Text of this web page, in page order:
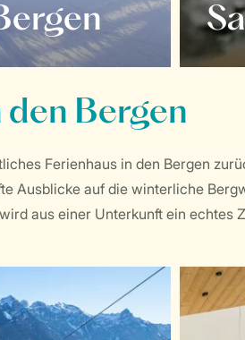
den Bergen
Ferienhaus in den Bergen
Ausblicke auf die winterliche
aus einer Unterkunft ein echtes